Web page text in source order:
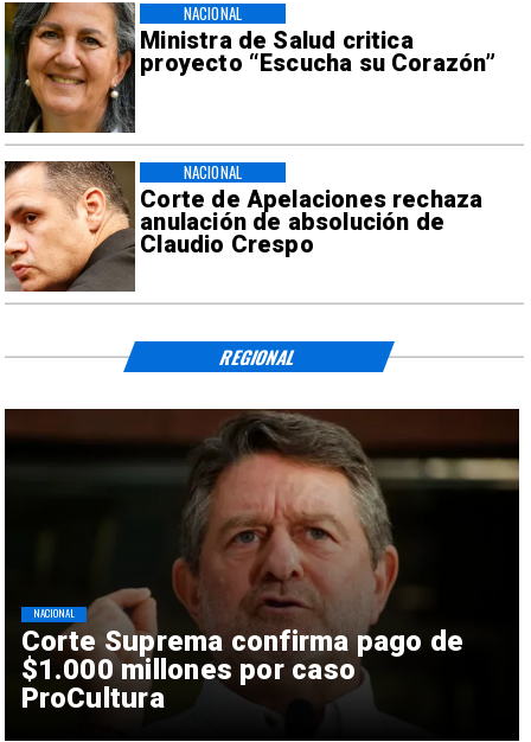
Ministra de Salud critica
proyecto “Escucha su Corazón”
NACIONAL
Corte de Apelaciones rechaza
anulación de absolución de
Claudio Crespo
NACIONAL
Corte Suprema confirma pago de
$1.000 millones por caso
ProCultura
NACIONAL
REGIONAL